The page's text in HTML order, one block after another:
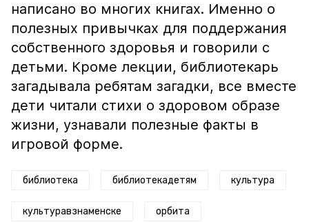
написано во многих книгах. Именно о
полезных привычках для поддержания
собственного здоровья и говорили с
детьми. Кроме лекции, библиотекарь
загадывала ребятам загадки, все вместе
дети читали стихи о здоровом образе
жизни, узнавали полезные факты в
игровой форме.
библиотека библиотекадетям культура
культуравзнаменске орбита